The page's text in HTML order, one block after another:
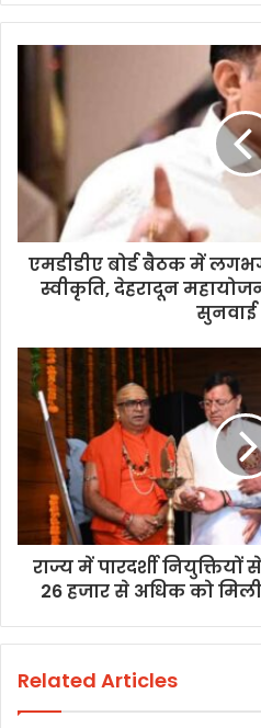
एमडीडीए बोर्ड बैठक में लगभग
स्वीकृति, देहरादून
सुनवाई
राज्य में पारदर्शी
26 हजार से अधिक को
Related Articles